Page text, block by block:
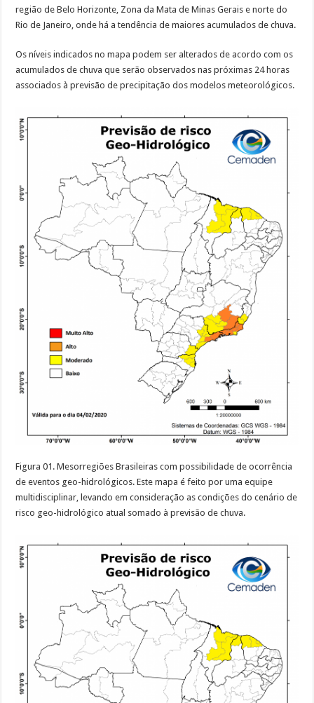
região de Belo Horizonte, Zona da Mata de Minas Gerais e norte do
Rio de Janeiro, onde há a tendência de maiores acumulados de chuva.
Os níveis indicados no mapa podem ser alterados de acordo com os
acumulados de chuva que serão observados nas próximas 24 horas
associados à previsão de precipitação dos modelos meteorológicos.
Figura 01. Mesorregiões Brasileiras com possibilidade de ocorrência
de eventos geo-hidrológicos. Este mapa é feito por uma equipe
multidisciplinar, levando em consideração as condições do cenário de
risco geo-hidrológico atual somado à previsão de chuva.